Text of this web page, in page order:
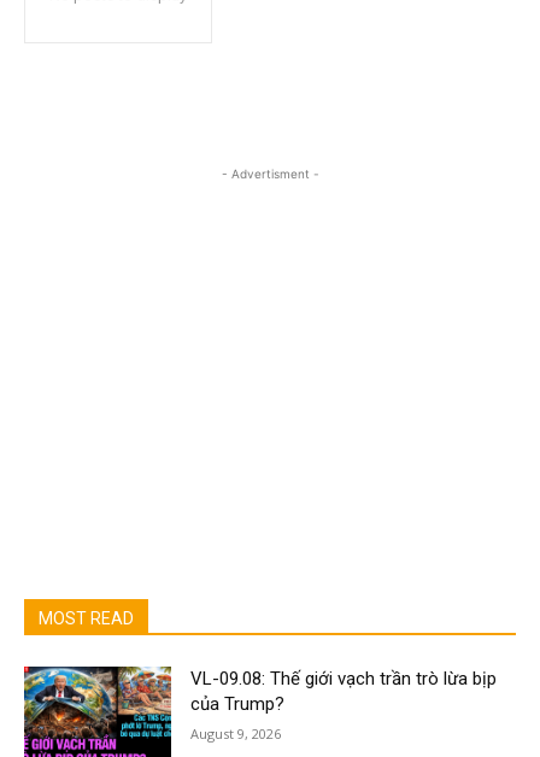
- Advertisment -
MOST READ
VL-09.08: Thế giới vạch trần trò lừa bịp
của Trump?
August 9, 2026